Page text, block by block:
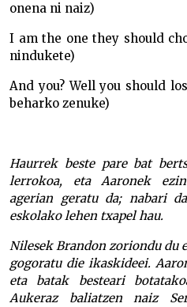
onena ni naiz)
I am the one they should
nindukete)
And you? Well you should
beharko zenuke)
Haurrek beste pare bat
lerrokoa, eta Aaronek
agerian geratu da; nabari
eskolako lehen txapel hau.
Nilesek Brandon zoriondu du
gogoratu die ikaskideei.
eta batak besteari
Aukeraz baliatzen naiz